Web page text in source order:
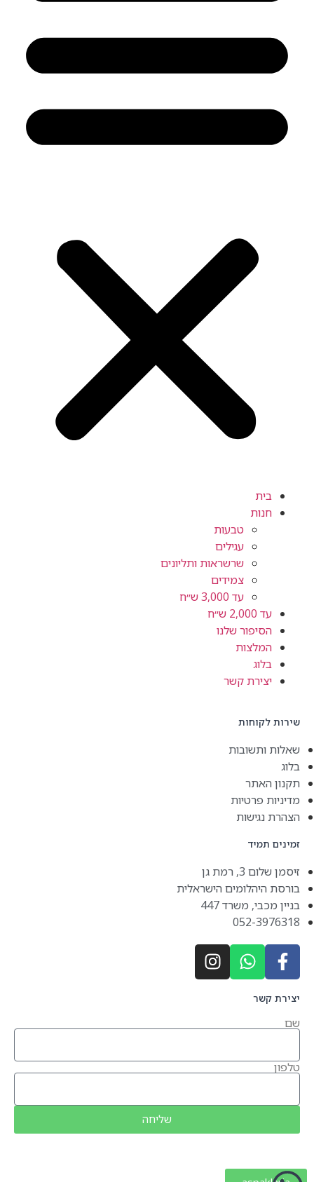
בית
חנות
טבעות
עגילים
שרשראות ותליונים
צמידים
עד 3,000 ש״ח
עד 2,000 ש״ח
הסיפור שלנו
המלצות
בלוג
יצירת קשר
שירות לקוחות
שאלות ותשובות
בלוג
תקנון האתר
מדיניות פרטיות
הצהרת נגישות
זמינים תמיד
זיסמן שלום 3, רמת גן
בורסת היהלומים הישראלית
בניין מכבי, משרד 447
052-3976318
יצירת קשר
שם
טלפון
שליחה